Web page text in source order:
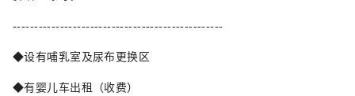
-------------------------------------------------
◆设有哺乳室及尿布更换区
◆有婴儿车出租（收费）